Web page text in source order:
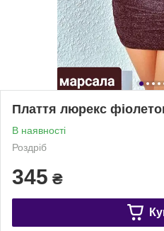
Плаття люрекс
В наявності
Роздріб
345 ₴